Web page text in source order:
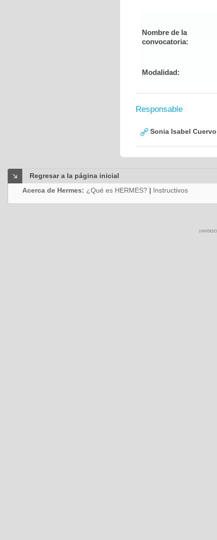
Nombre de la
convocatoria:
Modalidad:
Responsable
Sonia Isabel
Regresar a la página inicial
Acerca de Hermes: ¿Qué es HERMES? | Instructivos